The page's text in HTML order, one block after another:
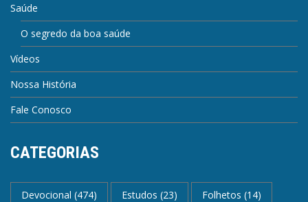
Saúde
O segredo da boa saúde
Vídeos
Nossa História
Fale Conosco
CATEGORIAS
Devocional (474) Estudos (23) Folhetos (14)